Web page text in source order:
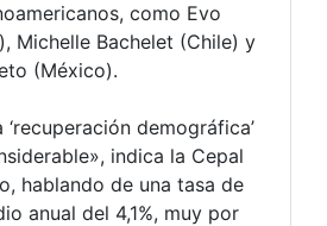
como Evo
Michelle Bachelet (Chile) y
(México).
demográfica’
indica la Cepal
hablando de una tasa de
anual del 4,1%, muy por